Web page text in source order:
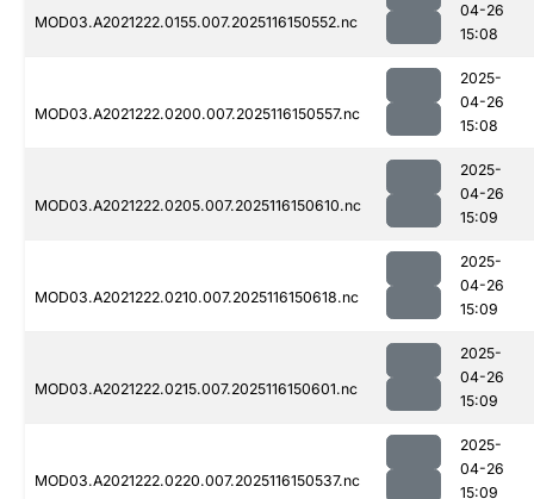
MOD03.A2021222.0155.007.2025116150552.nc
04-26
15:08
MOD03.A2021222.0200.007.2025116150557.nc
2025-
04-26
15:08
MOD03.A2021222.0205.007.2025116150610.nc
2025-
04-26
15:09
MOD03.A2021222.0210.007.2025116150618.nc
2025-
04-26
15:09
MOD03.A2021222.0215.007.2025116150601.nc
2025-
04-26
15:09
MOD03.A2021222.0220.007.2025116150537.nc
2025-
04-26
15:09